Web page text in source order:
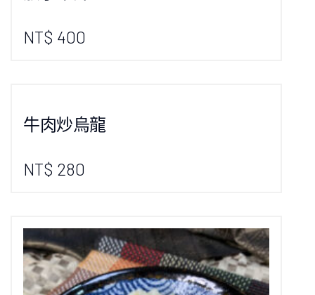
NT$ 400
牛肉炒烏龍
NT$ 280